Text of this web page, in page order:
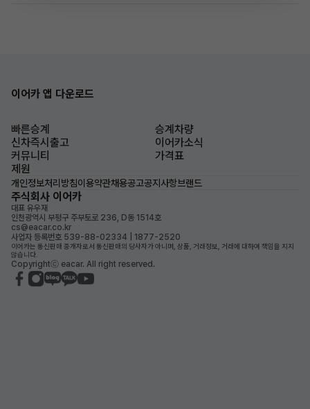
이어카 앱 다운로드
빠른승계
승계차량
신차즉시출고
이어카소식
커뮤니티
가격표
제원
개인정보처리방침이용약관채용공고공지사항브랜드
주식회사 이어카
대표 유우재
인천광역시 부평구 주부토로 236, D동 1514호
cs@eacar.co.kr
사업자 등록번호 539-88-02334 | 1877-2520
이어카는 통신판매 중개자로서 통신판매의 당사자가 아니며, 상품, 거래정보, 거래에 대하여 책임을 지지
않습니다.
Copyrightⓒ eacar. All right reserved.